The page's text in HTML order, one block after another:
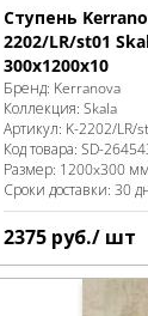
Ступень
2202/LR/st01
300x1200x10
Бренд: Kerranova
Коллекция:Skala
Артикул: K-2202/LR/
Код товара:SD-
Размер: 1200x300 мм
Сроки доставки: 30
2375 руб./ шт